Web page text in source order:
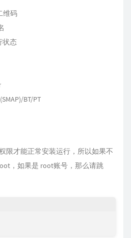
维码
状态
BT/PT
限才能正常安装运行，所以如果不
，如果是 root账号，那么请跳